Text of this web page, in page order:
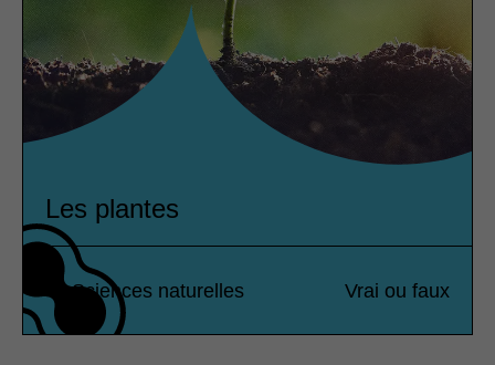
Les plantes
Sciences naturelles Vrai ou faux